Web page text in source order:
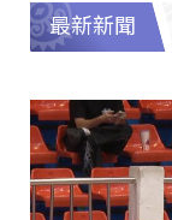
最新新聞